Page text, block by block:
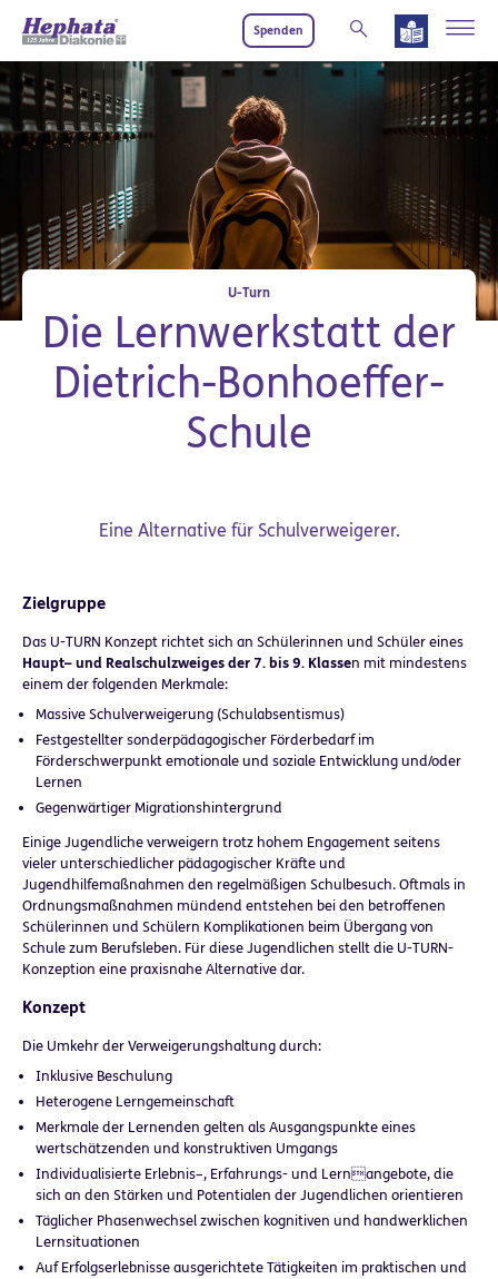
Spenden
U-Turn
Die Lernwerkstatt der
Dietrich-Bonhoeffer-
Schule
Eine Alternative für Schulverweigerer.
Zielgruppe
Das U-TURN Konzept richtet sich an Schülerinnen und Schüler eines
Haupt– und Realschulzweiges der 7. bis 9. Klassen mit mindestens
einem der folgenden Merkmale:
Massive Schulverweigerung (Schulabsentismus)
Festgestellter sonderpädagogischer Förderbedarf im
Förderschwerpunkt emotionale und soziale Entwicklung und/oder
Lernen
Gegenwärtiger Migrationshintergrund
Einige Jugendliche verweigern trotz hohem Engagement seitens
vieler unterschiedlicher pädagogischer Kräfte und
Jugendhilfemaßnahmen den regelmäßigen Schulbesuch. Oftmals in
Ordnungsmaßnahmen mündend entstehen bei den betroffenen
Schülerinnen und Schülern Komplikationen beim Übergang von
Schule zum Berufsleben. Für diese Jugendlichen stellt die U-TURN-
Konzeption eine praxisnahe Alternative dar.
Konzept
Die Umkehr der Verweigerungshaltung durch:
Inklusive Beschulung
Heterogene Lerngemeinschaft
Merkmale der Lernenden gelten als Ausgangspunkte eines
wertschätzenden und konstruktiven Umgangs
Individualisierte Erlebnis–, Erfahrungs- und Lernangebote, die
sich an den Stärken und Potentialen der Jugendlichen orientieren
Täglicher Phasenwechsel zwischen kognitiven und handwerklichen
Lernsituationen
Auf Erfolgserlebnisse ausgerichtete Tätigkeiten im praktischen und